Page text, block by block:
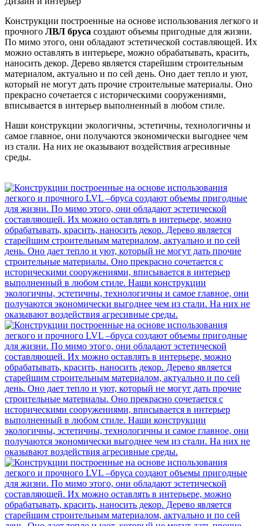
Конструкции построенные на основе использования легкого и
прочного ЛВЛ бруса создают объемы пригодные для жизни.
По мимо этого, они обладают эстетической составляющей. Их
можно оставлять в интерьере, можно обрабатывать, красить,
наносить декор. Дерево является старейшим строительным
материалом, актуально и по сей день. Оно дает тепло и уют,
который не могут дать прочие строительные материалы. Оно
прекрасно сочетается с историческими сооружениями,
вписывается в интерьер выполненный в любом стиле.
Наши конструкции экологичны, эстетичны, технологичны и
самое главное, они получаются экономически выгоднее чем
из стали. На них не оказывают воздействия агресивные
среды.